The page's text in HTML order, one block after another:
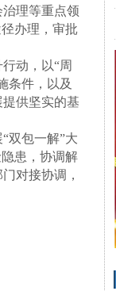
理等重点领
办理，审批
动，以“周
条件，以及
供坚实的基
双包一解”大
患，协调解
对接协调，